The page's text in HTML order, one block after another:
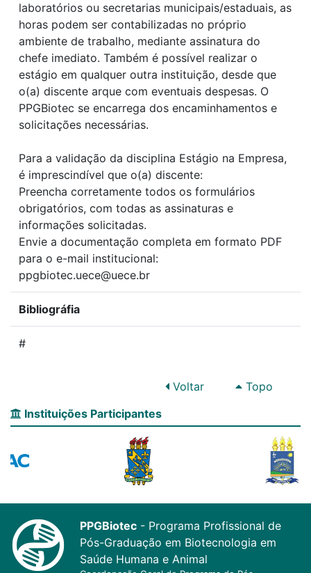
laboratórios ou secretarias municipais/estaduais, as
horas podem ser contabilizadas no próprio
ambiente de trabalho, mediante assinatura do
chefe imediato. Também é possível realizar o
estágio em qualquer outra instituição, desde que
o(a) discente arque com eventuais despesas. O
PPGBiotec se encarrega dos encaminhamentos e
solicitações necessárias.
Para a validação da disciplina Estágio na Empresa,
é imprescindível que o(a) discente:
Preencha corretamente todos os formulários
obrigatórios, com todas as assinaturas e
informações solicitadas.
Envie a documentação completa em formato PDF
para o e-mail institucional:
ppgbiotec.uece@uece.br
Bibliográfia
#
Voltar
Topo
Instituições Participantes
PPGBiotec - Programa Profissional de
Pós-Graduação em Biotecnologia em
Saúde Humana e Animal